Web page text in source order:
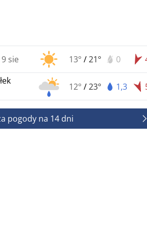
9 sie 13° /21° 0
12° /23° 1,3
pogody na 14 dni